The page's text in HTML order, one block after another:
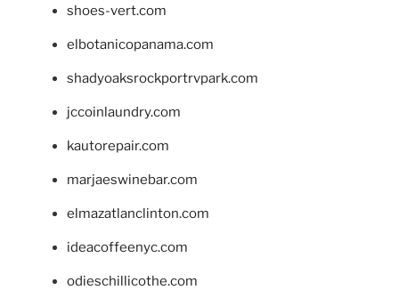
shoes-vert.com
elbotanicopanama.com
shadyoaksrockportrvpark.com
jccoinlaundry.com
kautorepair.com
marjaeswinebar.com
elmazatlanclinton.com
ideacoffeenyc.com
odieschillicothe.com